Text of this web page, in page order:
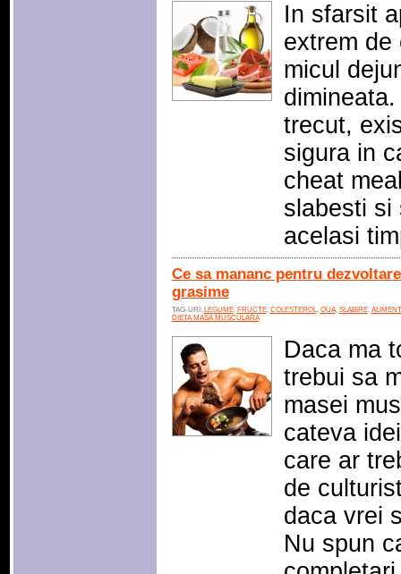
In sfarsit
extrem de
micul
trecut,
sigura in
cheat
slabesti si
acelasi
Ce sa mananc pentru
grasime
TAG-URI: LEGUME, FRUCTE, COLESTEROL, OUA, SLABIRE,
DIETA MASA MUSCULARA
Daca ma
trebui sa
masei
cateva
care ar
de
daca vrei
Nu spun